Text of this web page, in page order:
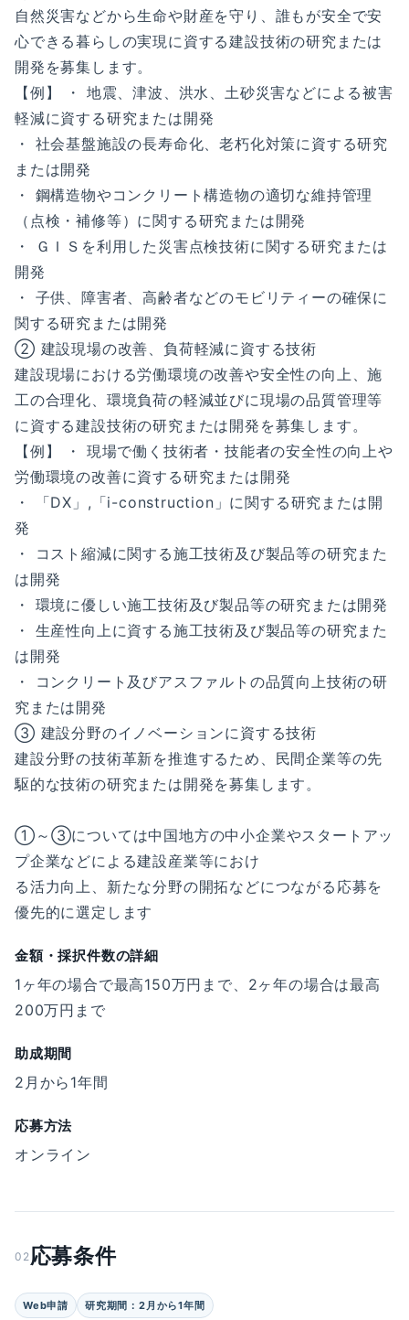
自然災害などから生命や財産を守り、誰もが安全で安
心できる暮らしの実現に資する建設技術の研究または
開発を募集します。
【例】 ・ 地震、津波、洪水、土砂災害などによる被害
軽減に資する研究または開発
・ 社会基盤施設の長寿命化、老朽化対策に資する研究
または開発
・ 鋼構造物やコンクリート構造物の適切な維持管理
（点検・補修等）に関する研究または開発
・ ＧＩＳを利用した災害点検技術に関する研究または
開発
・ 子供、障害者、高齢者などのモビリティーの確保に
関する研究または開発
② 建設現場の改善、負荷軽減に資する技術
建設現場における労働環境の改善や安全性の向上、施
工の合理化、環境負荷の軽減並びに現場の品質管理等
に資する建設技術の研究または開発を募集します。
【例】 ・ 現場で働く技術者・技能者の安全性の向上や
労働環境の改善に資する研究または開発
・ 「DX」,「i-construction」に関する研究または開
発
・ コスト縮減に関する施工技術及び製品等の研究また
は開発
・ 環境に優しい施工技術及び製品等の研究または開発
・ 生産性向上に資する施工技術及び製品等の研究また
は開発
・ コンクリート及びアスファルトの品質向上技術の研
究または開発
③ 建設分野のイノベーションに資する技術
建設分野の技術革新を推進するため、民間企業等の先
駆的な技術の研究または開発を募集します。
①～③については中国地方の中小企業やスタートアッ
プ企業などによる建設産業等におけ
る活力向上、新たな分野の開拓などにつながる応募を
優先的に選定します
金額・採択件数の詳細
1ヶ年の場合で最高150万円まで、2ヶ年の場合は最高
200万円まで
助成期間
2月から1年間
応募方法
オンライン
02 応募条件
Web申請 研究期間：2月から1年間